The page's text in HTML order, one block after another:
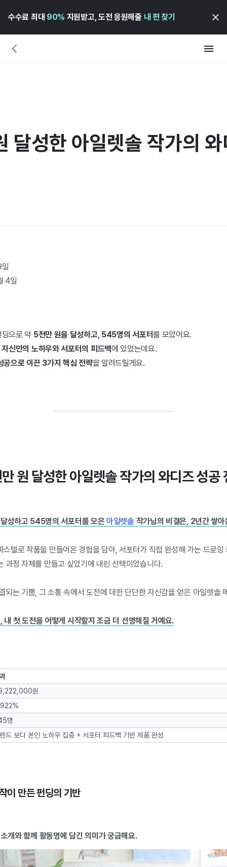
수수료 최대 90% 지원받고, 도전 응원해줄 내 편 찾기
달성한 아일렛솔 작가의
4일
으로 약 5천만 원을 달성하고, 545명의 서포터를 모았어요.
신만의 노하우와 서포터의 피드백에 있었는데요.
공으로 이끈 3가지 핵심 전략을 알려드릴게요.
원 달성한 아일렛솔 작가의 와디즈 성공
성하고 545명의 서포터를 모은아일렛솔 작가님의 비결은, 2년간 쌓
스텔로 작품을 만들어온 경험을 담아, 서포터가 직접 완성해 가는 드로잉
과정 자체를 만들고 싶었기에 내린 선택이었습니다.
되는 기쁨, 그 소통 속에서 도전에 대한 단단한 자신감을 얻은 아일렛솔
내 첫 도전을 어떻게 시작할지 조금 더 선명해질 거예요.
원
명
드 보다 본인 노하우 집중 + 서포터 피드백 기반 제품 완성
이 만든 펀딩의 기반
개와 함께 활동명에 담긴 의미가 궁금해요.